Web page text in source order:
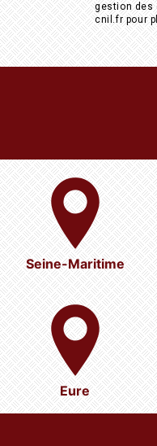
gestion des
cnil.fr pour
Seine-Maritime
Eure